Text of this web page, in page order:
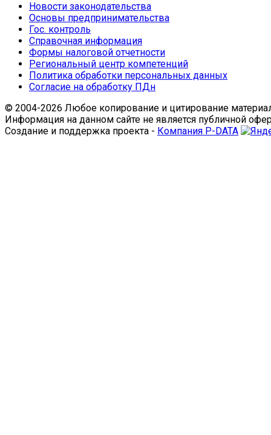
Новости законодательства
Основы предпринимательства
Гос. контроль
Справочная информация
Формы налоговой отчетности
Региональный центр компетенций
Политика обработки персональных данных
Согласие на обработку ПДн
© 2004-2026 Любое копирование и цитирование
Информация на данном сайте не является публичной
Создание и поддержка проекта - Компания P-DATA